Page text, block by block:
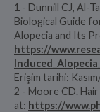
1 - Dunnill CJ, Al-
Biological Guide
Alopecia and Its
https://
Erişim tarihi:
2 - Moore CD.
at: https://